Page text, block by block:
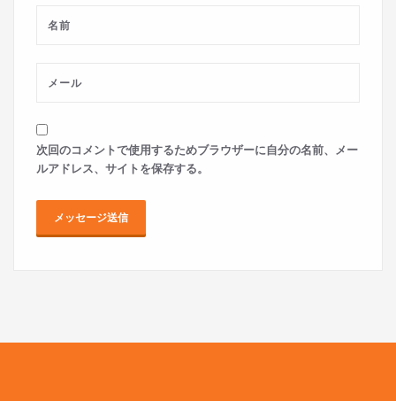
次回のコメントで使用するためブラウザーに自分の名前、メー
ルアドレス、サイトを保存する。